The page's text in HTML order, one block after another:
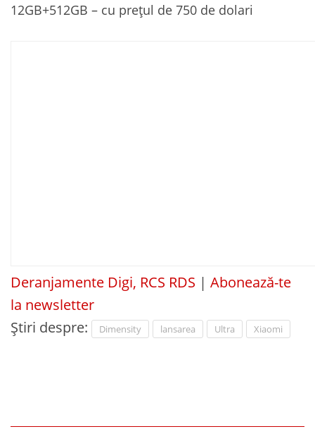
12GB+512GB – cu prețul de 750 de dolari
Deranjamente Digi, RCS RDS | Abonează-te
la newsletter
Știri despre:
Dimensity lansarea Ultra Xiaomi